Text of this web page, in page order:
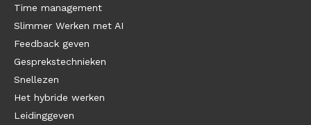
Time management
Slimmer Werken met AI
Feedback geven
Gesprekstechnieken
Snellezen
Het hybride werken
Leidinggeven